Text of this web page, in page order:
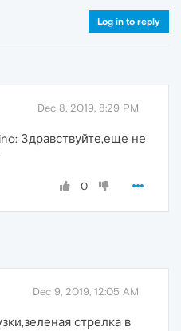
Log in to reply
Dec 8, 2019, 8:29 PM
Здравствуйте,еще не
0
Dec 9, 2019, 12:05 AM
стрелка в